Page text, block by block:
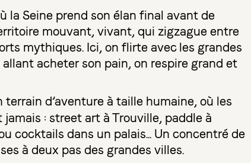
la Seine prend son élan final avant de
mouvant, vivant, qui zigzague entre
mythiques. Ici, on flirte avec les grandes
acheter son pain, on respire grand et
terrain d’aventure à taille humaine, où les
: street art à Trouville, paddle à
cocktails dans un palais... Un concentré de
à deux pas des grandes villes.